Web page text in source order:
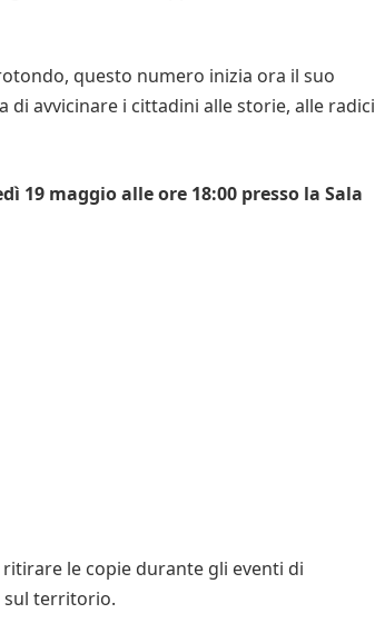
questo numero inizia ora il suo
di avvicinare i cittadini alle storie, alle radici
19 maggio alle ore 18:00 presso la Sala
le copie durante gli eventi di
sul territorio.